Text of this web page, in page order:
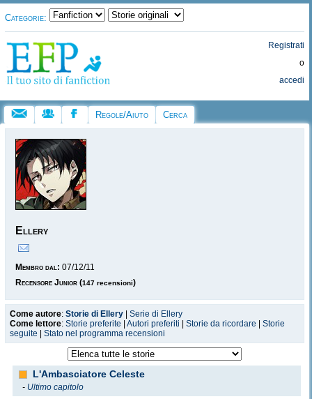
Categorie:
Registrati
o
accedi
Regole/Aiuto Cerca
Ellery
Membro dal: 07/12/11
Recensore Junior (147 recensioni)
Come autore: Storie di Ellery
Serie di Ellery
Come lettore: Storie preferite Autori preferiti Storie da ricordare
Storie
seguite
Stato nel programma recensioni
L'Ambasciatore Celeste
- Ultimo capitolo